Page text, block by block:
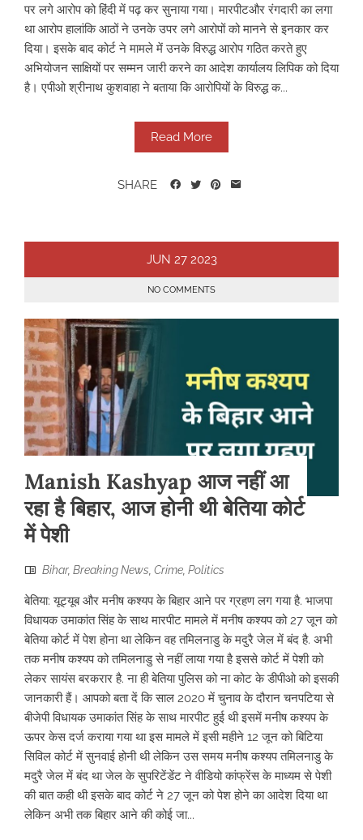
पर लगे आरोप को हिंदी में पढ़ कर सुनाया गया। मारपीटऔर रंगदारी का लगा
था आरोप हालांकि आठों ने उनके उपर लगे आरोपों को मानने से इनकार कर
दिया। इसके बाद कोर्ट ने मामले में उनके विरुद्ध आरोप गठित करते हुए
अभियोजन साक्षियों पर सम्मन जारी करने का आदेश कार्यालय लिपिक को दिया
है। एपीओ श्रीनाथ कुशवाहा ने बताया कि आरोपियों के विरुद्ध क...
Read More
SHARE
JUN 27 2023
NO COMMENTS
Manish Kashyap आज नहीं आ
रहा है बिहार, आज होनी थी बेतिया कोर्ट
में पेशी
Bihar, Breaking News Crime Politics
बेतिया: यूट्यूब और मनीष कश्यप के बिहार आने पर ग्रहण लग गया है. भाजपा
विधायक उमाकांत सिंह के साथ मारपीट मामले में मनीष कश्यप को 27 जून को
बेतिया कोर्ट में पेश होना था लेकिन वह तमिलनाडु के मदुरै जेल में बंद है. अभी
तक मनीष कश्यप को तमिलनाडु से नहीं लाया गया है इससे कोर्ट में पेशी को
लेकर सायंस बरकरार है. ना ही बेतिया पुलिस को ना कोट के डीपीओ को इसकी
जानकारी हैं। आपको बता दें कि साल 2020 में चुनाव के दौरान चनपटिया से
बीजेपी विधायक उमाकांत सिंह के साथ मारपीट हुई थी इसमें मनीष कश्यप के
ऊपर केस दर्ज कराया गया था इस मामले में इसी महीने 12 जून को बिटिया
सिविल कोर्ट में सुनवाई होनी थी लेकिन उस समय मनीष कश्यप तमिलनाडु के
मदुरै जेल में बंद था जेल के सुपरिटेंडेंट ने वीडियो कांफ्रेंस के माध्यम से पेशी
की बात कही थी इसके बाद कोर्ट ने 27 जून को पेश होने का आदेश दिया था
लेकिन अभी तक बिहार आने की कोई जा...